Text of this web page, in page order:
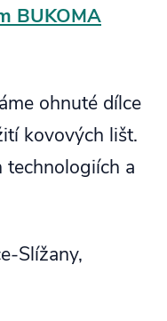
BUKOMA
ohnuté dílce
kovových lišt.
a
Slížany,